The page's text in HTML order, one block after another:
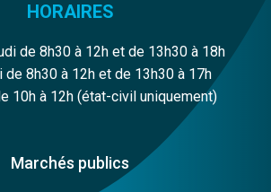
HORAIRES
de 8h30 à 12h et de 13h30 à 18h
de 8h30 à 12h et de 13h30 à 17h
10h à 12h (état-civil uniquement)
Marchés publics